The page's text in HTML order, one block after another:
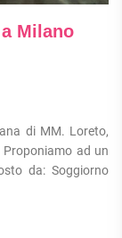
Milano
di MM. Loreto,
ad un
da: Soggiorno